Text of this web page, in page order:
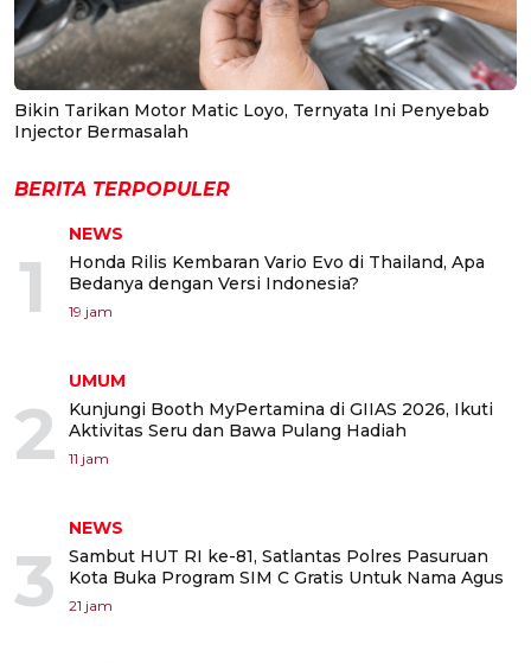
Bikin Tarikan Motor Matic Loyo, Ternyata Ini Penyebab
Injector Bermasalah
BERITA TERPOPULER
1
NEWS
Honda Rilis Kembaran Vario Evo di Thailand, Apa
Bedanya dengan Versi Indonesia?
19 jam
2
UMUM
Kunjungi Booth MyPertamina di GIIAS 2026, Ikuti
Aktivitas Seru dan Bawa Pulang Hadiah
11 jam
3
NEWS
Sambut HUT RI ke-81, Satlantas Polres Pasuruan
Kota Buka Program SIM C Gratis Untuk Nama Agus
21 jam